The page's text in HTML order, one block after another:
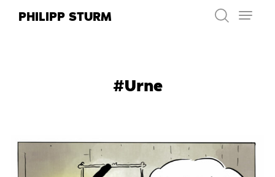
InhaltPHILIPP STURM
#Urne